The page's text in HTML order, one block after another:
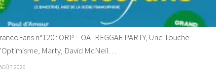
n°120 : ORP – OAI REGGAE PARTY, Une Touche
Marty, David McNeil…
2026